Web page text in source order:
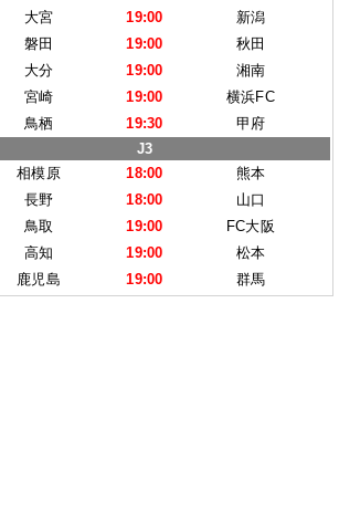
大宮
19:00
新潟
磐田
19:00
秋田
大分
19:00
湘南
宮崎
19:00
横浜FC
鳥栖
19:30
甲府
J3
相模原
18:00
熊本
長野
18:00
山口
鳥取
19:00
FC大阪
高知
19:00
松本
鹿児島
19:00 群馬